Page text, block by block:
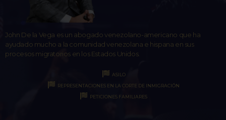
John De la Vega es un abogado venezolano-americano que ha
ayudado mucho a la comunidad venezolana e hispana en sus
procesos migratorios en los Estados Unidos.
ASILO
REPRESENTACIONES EN LA CORTE DE INMIGRACIÓN
PETICIONES FAMILIARES